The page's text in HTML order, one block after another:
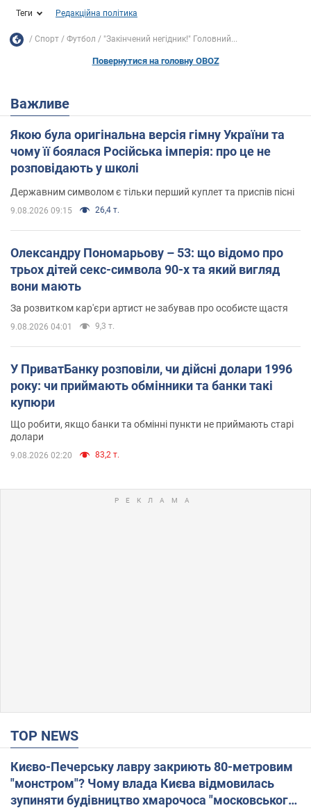
Теги Редакційна політика
Спорт Футбол "Закінчений негідник!" Головний...
Повернутися на головну OBOZ
Важливе
Якою була оригінальна версія гімну України та
чому її боялася Російська імперія: про це не
розповідають у школі
Державним символом є тільки перший куплет та приспів пісні
9.08.2026 09:15 26,4 т.
Олександру Пономарьову – 53: що відомо про
трьох дітей секс-символа 90-х та який вигляд
вони мають
За розвитком кар'єри артист не забував про особисте щастя
9.08.2026 04:01 9,3 т.
У ПриватБанку розповіли, чи дійсні долари 1996
року: чи приймають обмінники та банки такі
купюри
Що робити, якщо банки та обмінні пункти не приймають старі
долари
9.08.2026 02:20 83,2 т.
TOP NEWS
Києво-Печерську лавру закриють 80-метровим
"монстром"? Чому влада Києва відмовилась
зупиняти будівництво хмарочоса "московського